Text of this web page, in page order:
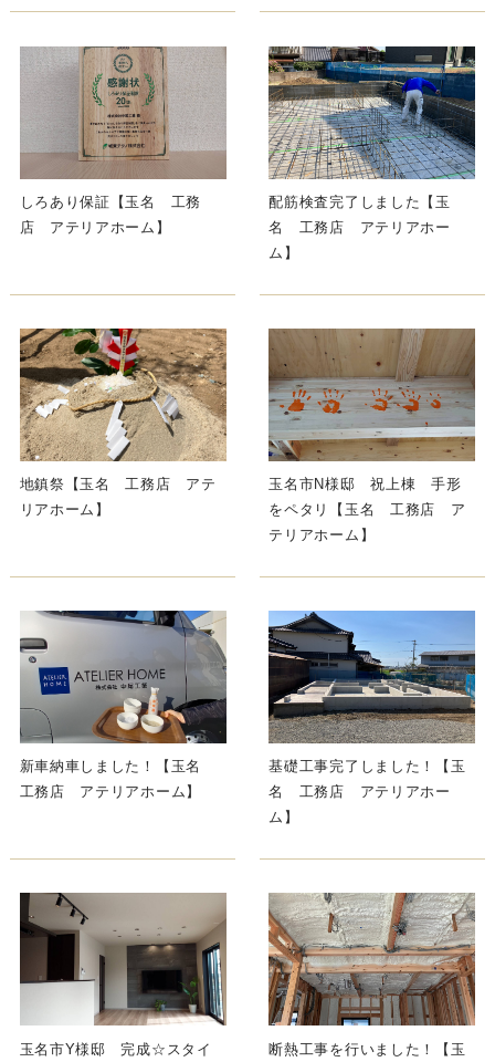
しろあり保証【玉名 工務
店 アテリアホーム】
配筋検査完了しました【玉
名 工務店 アテリアホー
ム】
地鎮祭【玉名 工務店 アテ
リアホーム】
玉名市N様邸 祝上棟 手形
をペタリ【玉名 工務店 ア
テリアホーム】
新車納車しました！【玉名
工務店 アテリアホーム】
基礎工事完了しました！【玉
名 工務店 アテリアホー
ム】
玉名市Y様邸 完成☆スタイ 断熱工事を行いました！【玉